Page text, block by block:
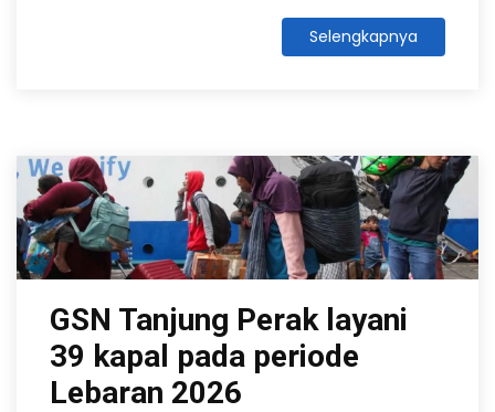
Selengkapnya
GSN Tanjung Perak layani
39 kapal pada periode
Lebaran 2026